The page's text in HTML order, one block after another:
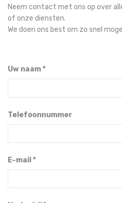
Neem contact met ons op over
of onze diensten.
We doen ons best om zo snel
Uw naam
Telefoonnummer
E-mail